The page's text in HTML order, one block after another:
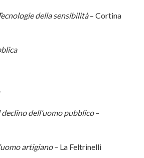
della sensibilità– Cortina
declino dell’uomo pubblico–
artigiano– La Feltrinelli